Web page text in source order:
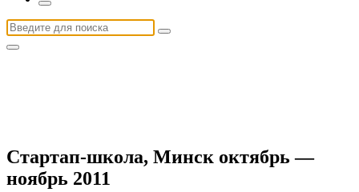
Искать:
Стартап-школа, Минск октябрь —
ноябрь 2011